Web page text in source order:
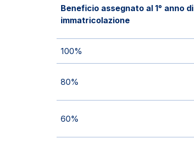
Beneficio assegnato al 1° anno di
immatricolazione
100%
80%
60%